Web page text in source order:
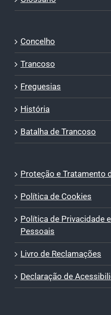
Concelho
Trancoso
Freguesias
História
Batalha de Trancoso
Proteção e Tratamento
Política de Cookies
Política de Privacidade
Pessoais
Livro de Reclamações
Declaração de